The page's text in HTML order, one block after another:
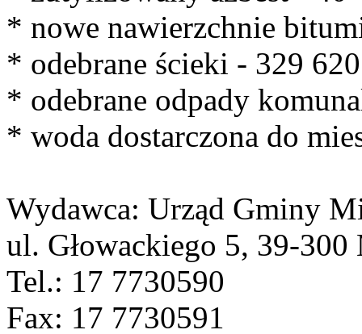
* nowe nawierzchnie
* odebrane ścieki - 329
* odebrane odpady
* woda dostarczona do
Wydawca: Urząd Gminy
ul. Głowackiego 5, 39-300
Tel.: 17 7730590
Fax: 17 7730591